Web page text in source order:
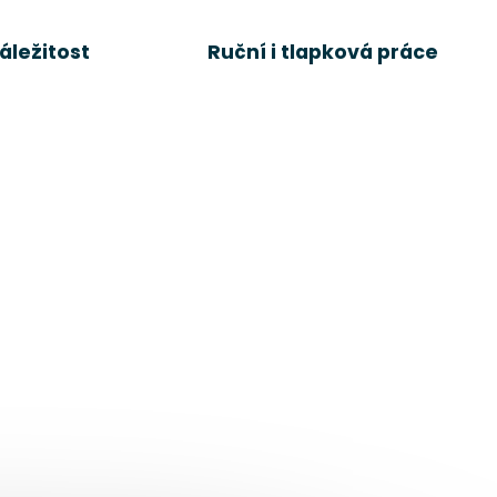
Ruční i tlapková práce